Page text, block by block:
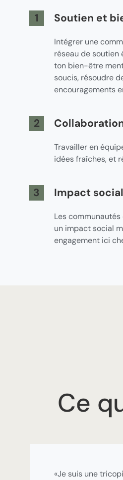
1 Soutien et
Intégrer une
réseau de soutien
ton bien-être
soucis, résoudre
encouragements
2
Travailler en
idées fraîches, et
3 Impact
Les
un impact social
engagement ici
Ce
«Je suis une